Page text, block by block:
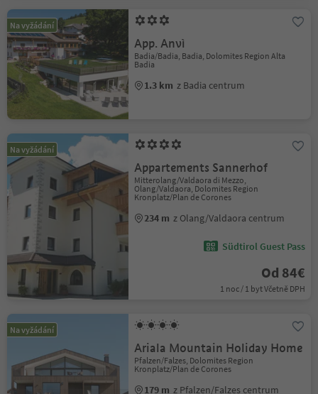
Na vyžádání
App. Anvì
Badia/Badia, Badia, Dolomites Region Alta
Badia
1.3 km z Badia centrum
Na vyžádání
Appartements Sannerhof
Mitterolang/Valdaora di Mezzo,
Olang/Valdaora, Dolomites Region
Kronplatz/Plan de Corones
234 m z Olang/Valdaora centrum
Südtirol Guest Pass
Od 84€
1 noc / 1 byt Včetně DPH
Na vyžádání
Ariala Mountain Holiday Home
Pfalzen/Falzes, Dolomites Region
Kronplatz/Plan de Corones
179 m z Pfalzen/Falzes centrum